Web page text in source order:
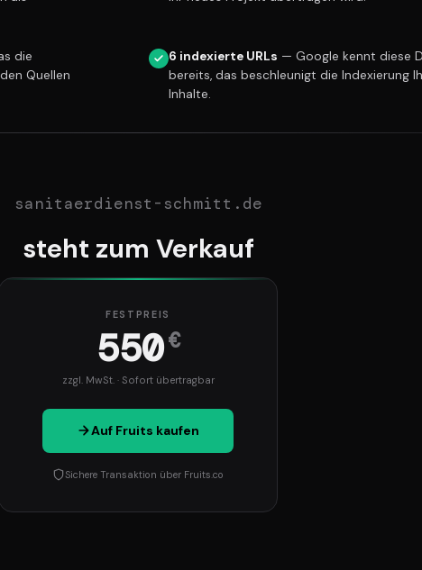
die
Quellen
6 indexierte URLs — Google kennt diese
bereits, das beschleunigt die Indexierung
Inhalte.
sanitaerdienst-schmitt.de
steht zum Verkauf
FESTPREIS
550€
zzgl. MwSt. · Sofort übertragbar
Auf Fruits kaufen
Sichere Transaktion über Fruits.co